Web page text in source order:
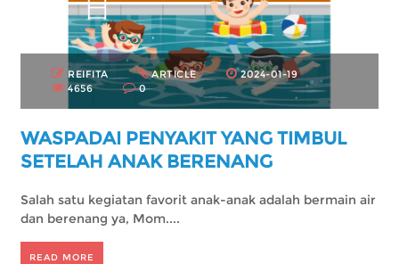
REIFITA ARTICLE
2024-01-19
4656
0
WASPADAI PENYAKIT YANG TIMBUL
SETELAH ANAK BERENANG
Salah satu kegiatan favorit anak-anak adalah bermain air
dan berenang ya, Mom....
READ MORE